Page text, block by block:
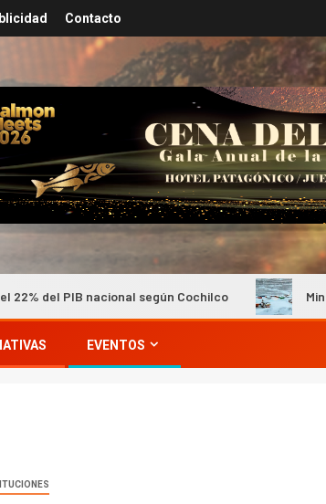
Contacto
nacional según Cochilco Minera Los
EVENTOS